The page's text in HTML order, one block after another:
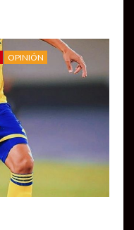
OPINIÓN